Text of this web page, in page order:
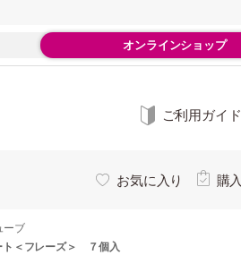
オンラインショップ
ご利用ガイド
お気に入り 購
ーブ
＜フレーズ＞ ７個入